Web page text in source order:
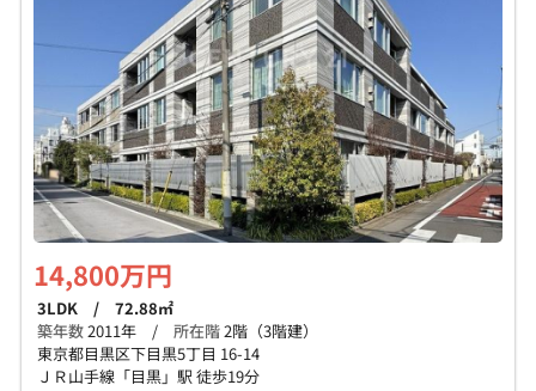
14,800万円
3LDK / 72.88㎡
築年数2011年 / 所在階2階（3階建）
東京都目黒区下目黒5丁目 16-14
ＪＲ山手線「目黒」駅 徒歩19分